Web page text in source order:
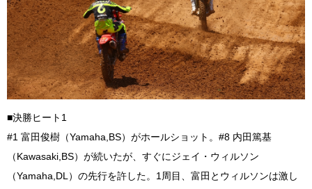
■決勝ヒート1
#1 富田俊樹（Yamaha,BS）がホールショット。#8 内田篤基
（Kawasaki,BS）が続いたが、すぐにジェイ・ウィルソン
（Yamaha,DL）の先行を許した。1周目、富田とウィルソンは激し